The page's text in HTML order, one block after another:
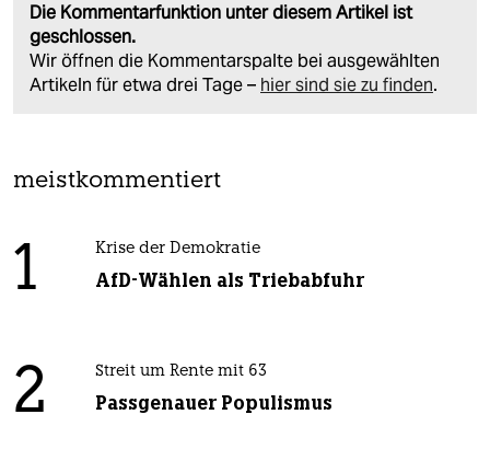
Die Kommentarfunktion unter diesem Artikel ist
geschlossen.
Wir öffnen die Kommentarspalte bei ausgewählten
Artikeln für etwa drei Tage – hier sind sie zu finden.
meistkommentiert
1 Krise der Demokratie
AfD-Wählen als Triebabfuhr
2 Streit um Rente mit 63
Passgenauer Populismus